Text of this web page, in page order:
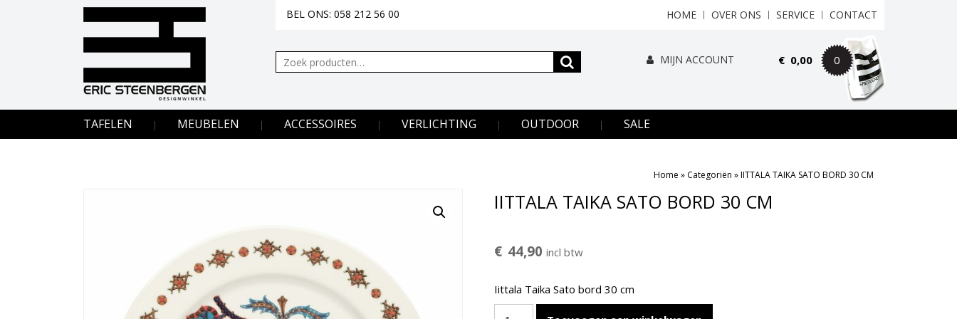
BEL ONS: 058 212 56 00 HOME OVER ONS SERVICE CONTACT
Zoeken: MIJN ACCOUNT € 0,00 0
TAFELEN MEUBELEN ACCESSOIRES VERLICHTING OUTDOOR SALE
Home » Categoriën »IITTALA TAIKA SATO BORD 30 CM
IITTALA TAIKA SATO BORD 30 CM
€ 44,90 incl btw
Iittala Taika Sato bord 30 cm